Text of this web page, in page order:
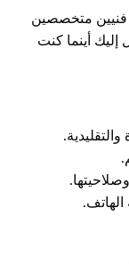
فنيين متخصصين
إليك أينما كنت